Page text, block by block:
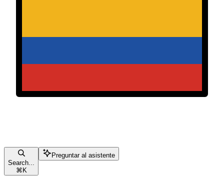
Search...
⌘ K
Preguntar al asistente